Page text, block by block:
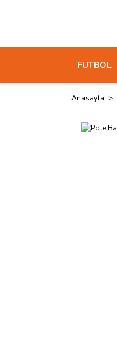
FUTBOL
Anasayfa